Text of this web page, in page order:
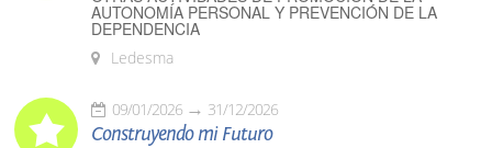
AUTONOMÍA PERSONAL Y PREVENCIÓN DE LA
DEPENDENCIA
Ledesma
09/01/2026 31/12/2026
Construyendo mi Futuro